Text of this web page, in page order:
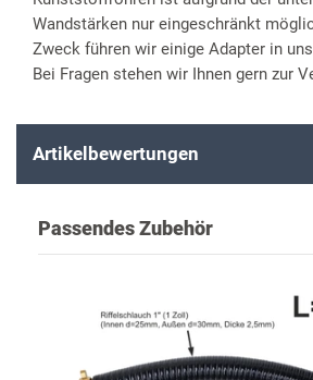
Wandstärken nur eingeschränkt
Zweck führen wir einige Adapter in
Bei Fragen stehen wir Ihnen gern zur
Artikelbewertungen
Passendes Zubehör